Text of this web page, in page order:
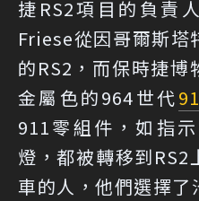
捷RS2項目的負責
Friese從因哥爾斯塔
的RS2，而保時捷博
金屬色的964世代
911零組件，如指
燈，都被轉移到
車的人，他們選擇了